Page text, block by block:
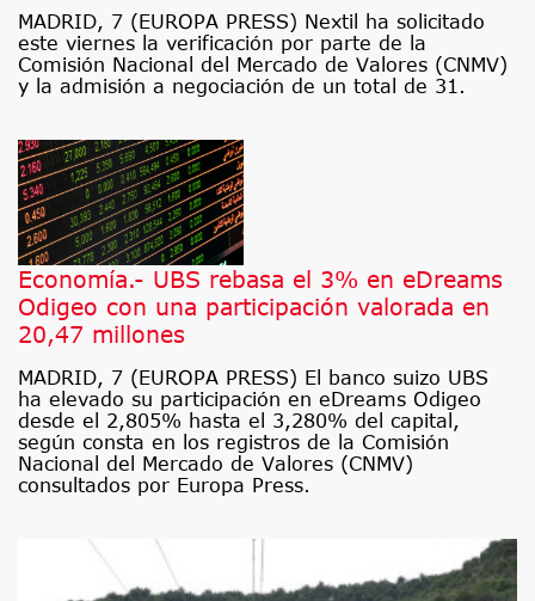
MADRID, 7 (EUROPA PRESS) Nextil ha solicitado
este viernes la verificación por parte de la
Comisión Nacional del Mercado de Valores (CNMV)
y la admisión a negociación de un total de 31.
Economía.- UBS rebasa el 3% en eDreams
Odigeo con una participación valorada en
20,47 millones
MADRID, 7 (EUROPA PRESS) El banco suizo UBS
ha elevado su participación en eDreams Odigeo
desde el 2,805% hasta el 3,280% del capital,
según consta en los registros de la Comisión
Nacional del Mercado de Valores (CNMV)
consultados por Europa Press.